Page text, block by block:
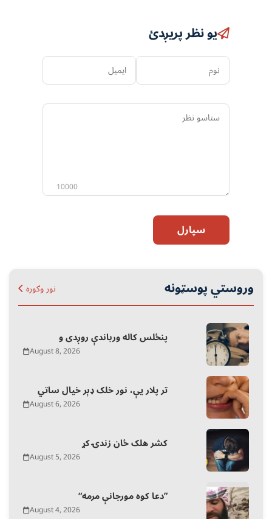
یو نظر پریږدئ
نوم ایمیل
ستاسو
10000
سپارل
وروستي پوسټونه نور وګوره
پنځلس کاله ورباندې روږدی و
August 8, 2026
تر پلار یې، نور خلک ډېر خیال ساتي
August 6, 2026
کشر هلک ځان زندۍ کړ
August 5, 2026
“دعا کوه مورجانې مرمه”
August 4, 2026